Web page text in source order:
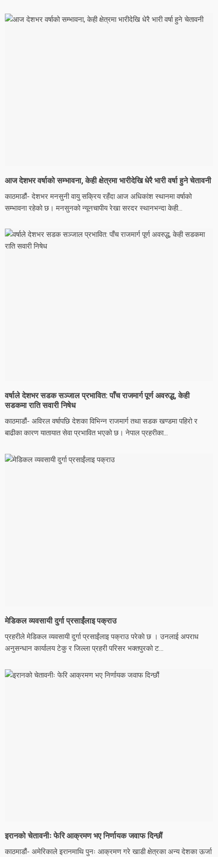
आज देशभर वर्षाको सम्भावना, केही क्षेत्रमा भारीदेखि धेरै भारी वर्षा हुने चेतावनी
काठमाडौं- देशभर मनसुनी वायु सक्रिय रहँदा आज अधिकांश स्थानमा वर्षाको
सम्भावना रहेको छ। मनसुनको न्यूनचापीय रेखा सरदर स्थानभन्दा केही...
वर्षाले देशभर सडक सञ्जाल प्रभावित: पाँच राजमार्ग पूर्ण अवरुद्ध, केही
सडकमा राति सवारी निषेध
काठमाडौं- अविरल वर्षापछि देशका विभिन्न राजमार्ग तथा सडक खण्डमा पहिरो र
बाढीका कारण यातायात सेवा प्रभावित भएको छ। नेपाल प्रहरीका...
मेडिकल व्यवसायी दुर्गा प्रसाईंलाइ पक्राउ
प्रहरीले मेडिकल व्यवसायी दुर्गा प्रसाईंलाइ पक्राउ परेकाे छ । उनलाई अपराध
अनुसन्धान कार्यालय टेकु र जिल्ला प्रहरी परिसर भक्तपुरको ट...
इरानको चेतावनीः फेरि आक्रमण भए निर्णायक जवाफ दिन्छौं
काठमाडौं- अमेरिकाले इरानमाथि पुनः आक्रमण गरे खाडी क्षेत्रका अन्य देशका ऊर्जा